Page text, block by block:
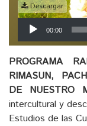
Descargar
00:00
PROGRAMA
RIMASUN,
DE NUESTRO
intercultural y
Estudios de las